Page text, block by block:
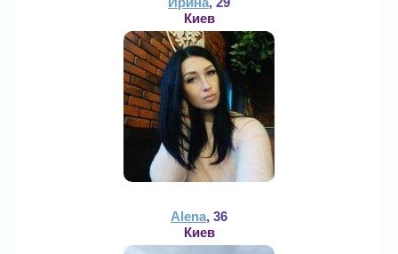
Киев
Alena, 36
Киев